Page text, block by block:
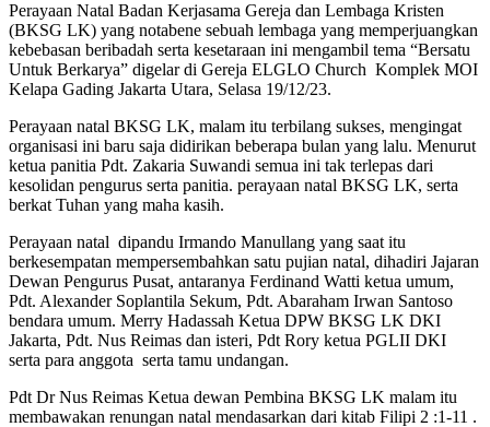
Perayaan Natal Badan Kerjasama Gereja dan Lembaga Kristen
(BKSG LK) yang notabene sebuah lembaga yang memperjuangkan
kebebasan beribadah serta kesetaraan ini mengambil tema “Bersatu
Untuk Berkarya” digelar di Gereja ELGLO Church Komplek MOI
Kelapa Gading Jakarta Utara, Selasa 19/12/23.
Perayaan natal BKSG LK, malam itu terbilang sukses, mengingat
organisasi ini baru saja didirikan beberapa bulan yang lalu. Menurut
ketua panitia Pdt. Zakaria Suwandi semua ini tak terlepas dari
kesolidan pengurus serta panitia. perayaan natal BKSG LK, serta
berkat Tuhan yang maha kasih.
Perayaan natal dipandu Irmando Manullang yang saat itu
berkesempatan mempersembahkan satu pujian natal, dihadiri Jajaran
Dewan Pengurus Pusat, antaranya Ferdinand Watti ketua umum,
Pdt. Alexander Soplantila Sekum, Pdt. Abaraham Irwan Santoso
bendara umum. Merry Hadassah Ketua DPW BKSG LK DKI
Jakarta, Pdt. Nus Reimas dan isteri, Pdt Rory ketua PGLII DKI
serta para anggota serta tamu undangan.
Pdt Dr Nus Reimas Ketua dewan Pembina BKSG LK malam itu
membawakan renungan natal mendasarkan dari kitab Filipi 2 :1-11 .